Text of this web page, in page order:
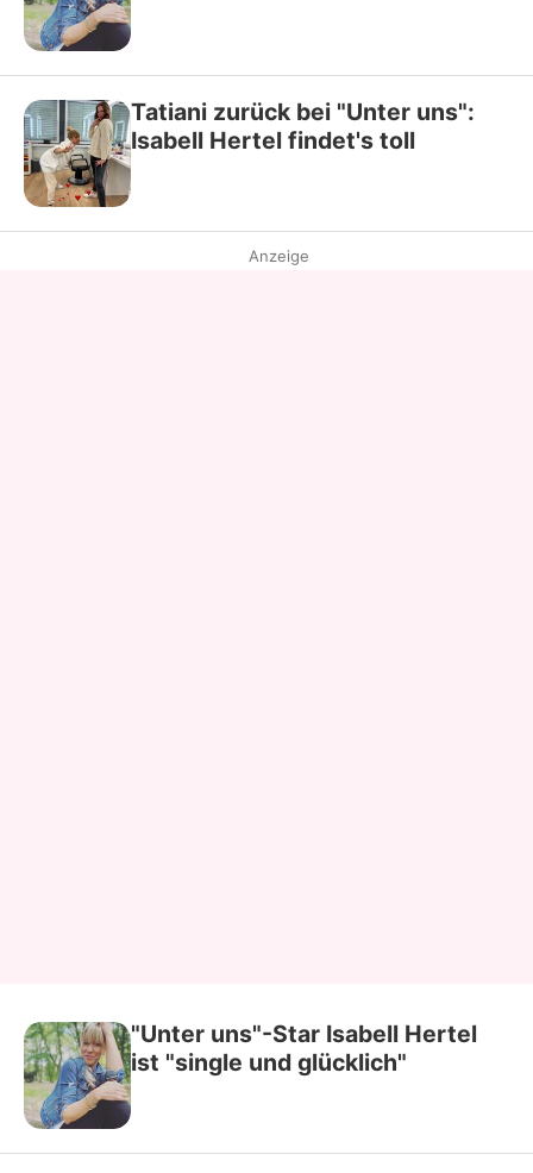
Tatiani zurück bei "Unter uns":
Isabell Hertel findet's toll
Anzeige
"Unter uns"-Star Isabell Hertel
ist "single und glücklich"